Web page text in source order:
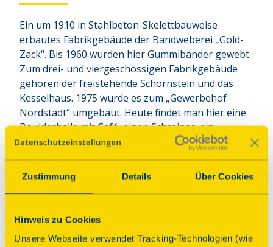
Zustimmung Details Über Cookies
Hinweis zu Cookies
Unsere Webseite verwendet Tracking-Technologien (wie
Ein um 1910 in Stahlbeton-Skelettbauweise
erbautes Fabrikgebäude der Bandweberei „Gold-
Zack“. Bis 1960 wurden hier Gummibänder gewebt.
Zum drei- und viergeschossigen Fabrikgebäude
gehören der freistehende Schornstein und das
Kesselhaus. 1975 wurde es zum „Gewerbehof
Nordstadt“ umgebaut. Heute findet man hier eine
Boulderhalle mit Café, einen Schreiner, ein
Fanprojekt, das TalTonTheater, die Firma
Gasterstädt und das Bandwebermuseum.
Programm